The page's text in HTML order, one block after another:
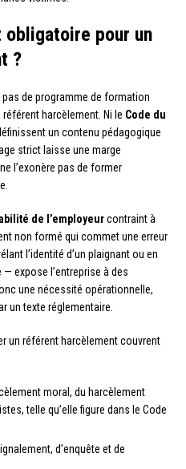
pour un
?
de programme de formation
harcèlement. Ni le Code du
un contenu pédagogique
strict laisse une marge
l’exonère pas de former
de l’employeurcontraint à
non formé qui commet une erreur
l’identité d’un plaignant ou en
expose l’entreprise à des
une nécessité opérationnelle,
un texte réglementaire.
un référent harcèlement couvrent
moral, du harcèlement
telle qu’elle figure dans le Code
d’enquête et de